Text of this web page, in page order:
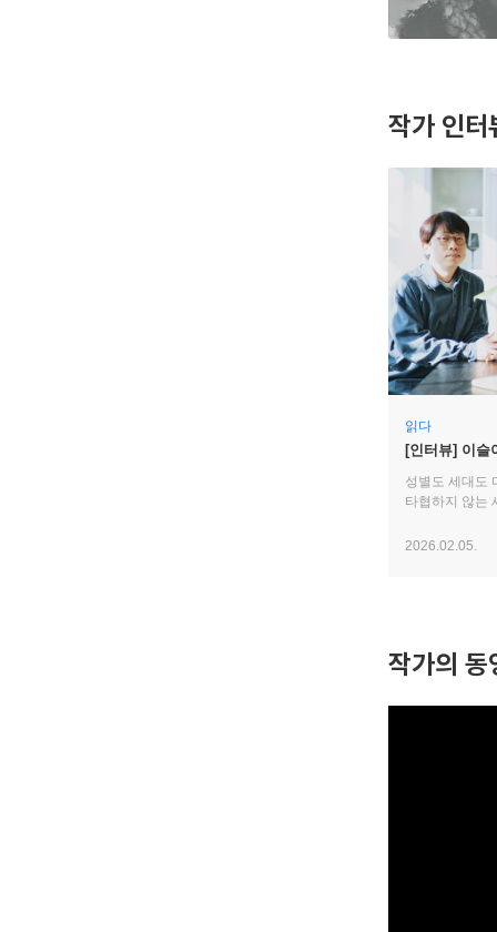
작가 인터
읽다
[인터뷰] 이슬
성별도 세대도
타협하지 않는
2026.02.05.
작가의 동